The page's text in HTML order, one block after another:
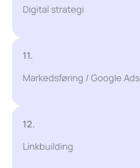
Digital strategi
11.
Markedsføring / Google
12.
Linkbuilding